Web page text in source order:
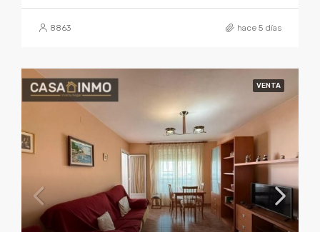
8863 hace 5 días
VENTA